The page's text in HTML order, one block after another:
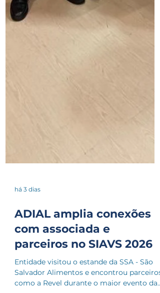
ADIAL amplia conexões
com associada e